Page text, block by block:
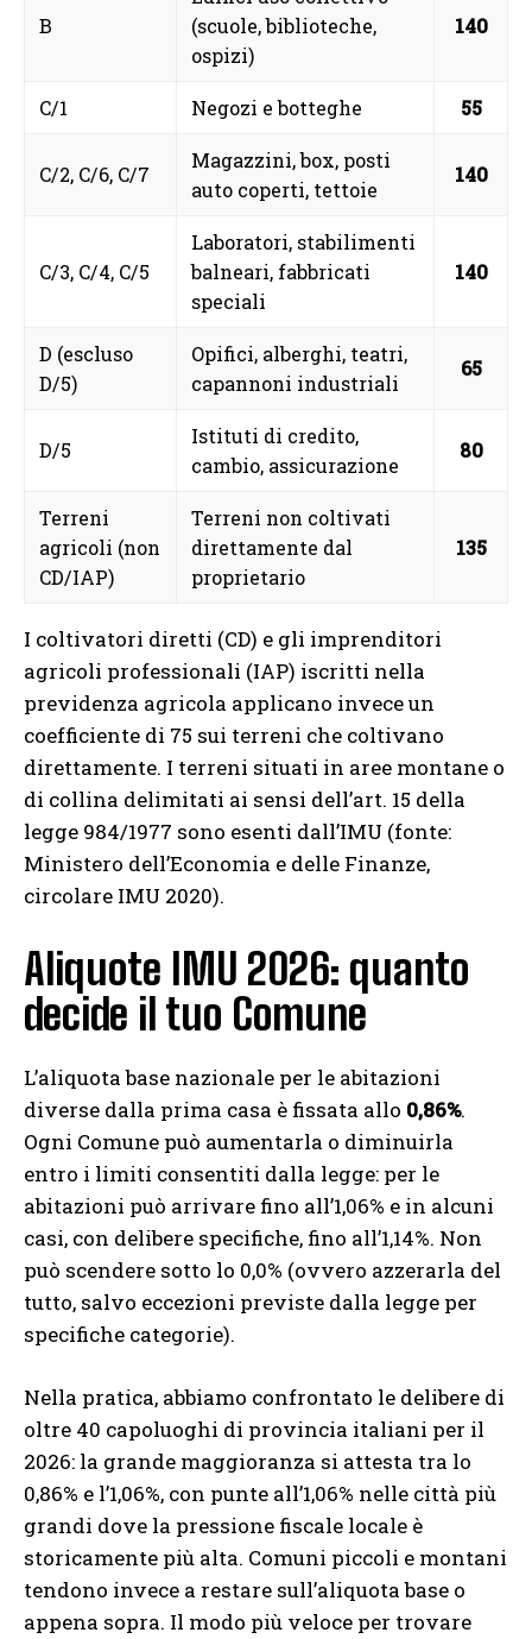
B
(scuole, biblioteche,
ospizi)
140
C/1 Negozi e botteghe 55
C/2, C/6, C/7
Magazzini, box, posti
auto coperti, tettoie
140
C/3, C/4, C/5
Laboratori, stabilimenti
balneari, fabbricati
speciali
140
D (escluso
D/5)
Opifici, alberghi, teatri,
capannoni industriali
65
D/5
Istituti di credito,
cambio, assicurazione
80
Terreni
agricoli (non
CD/IAP)
Terreni non coltivati
direttamente dal
proprietario
135
I coltivatori diretti (CD) e gli imprenditori
agricoli professionali (IAP) iscritti nella
previdenza agricola applicano invece un
coefficiente di 75 sui terreni che coltivano
direttamente. I terreni situati in aree montane o
di collina delimitati ai sensi dell’art. 15 della
legge 984/1977 sono esenti dall’IMU (fonte:
Ministero dell’Economia e delle Finanze,
circolare IMU 2020).
Aliquote IMU 2026: quanto
decide il tuo Comune
L’aliquota base nazionale per le abitazioni
diverse dalla prima casa è fissata allo 0,86%.
Ogni Comune può aumentarla o diminuirla
entro i limiti consentiti dalla legge: per le
abitazioni può arrivare fino all’1,06% e in alcuni
casi, con delibere specifiche, fino all’1,14%. Non
può scendere sotto lo 0,0% (ovvero azzerarla del
tutto, salvo eccezioni previste dalla legge per
specifiche categorie).
Nella pratica, abbiamo confrontato le delibere di
oltre 40 capoluoghi di provincia italiani per il
2026: la grande maggioranza si attesta tra lo
0,86% e l’1,06%, con punte all’1,06% nelle città più
grandi dove la pressione fiscale locale è
storicamente più alta. Comuni piccoli e montani
tendono invece a restare sull’aliquota base o
appena sopra. Il modo più veloce per trovare